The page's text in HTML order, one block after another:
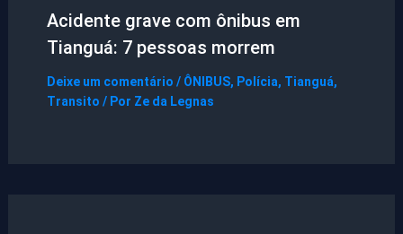
Acidente grave com ônibus em
Tianguá: 7 pessoas morrem
Deixe um comentário / ÔNIBUS, Polícia, Tianguá,
Transito / Por Ze da Legnas